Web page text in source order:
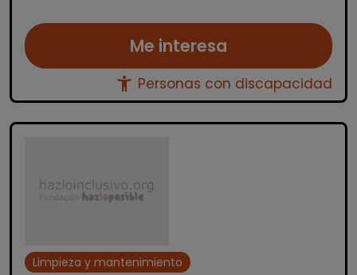
Me interesa
accessibility_new Personas con discapacidad
Limpieza y mantenimiento